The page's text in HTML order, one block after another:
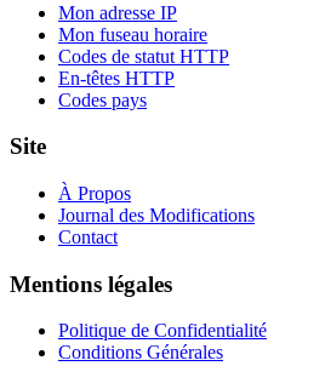
Mon adresse IP
Mon fuseau horaire
Codes de statut HTTP
En-têtes HTTP
Codes pays
Site
À Propos
Journal des Modifications
Contact
Mentions légales
Politique de Confidentialité
Conditions Générales